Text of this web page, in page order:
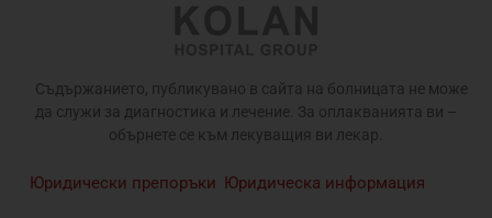
Съдържанието, публикувано в сайта на болницата не може
да служи за диагностика и лечение. За оплакванията ви –
обърнете се към лекуващия ви лекар.
Юридически препоръки Юридическа информация